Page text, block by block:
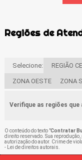
Regiões de
Selecione: REGIÃO
ZONA OESTE ZONA
Verifique as regiões que
O conteúdo do texto "Contratar
direito reservado. Sua
autorização do autor. Crime de
- Lei de direitos autorais